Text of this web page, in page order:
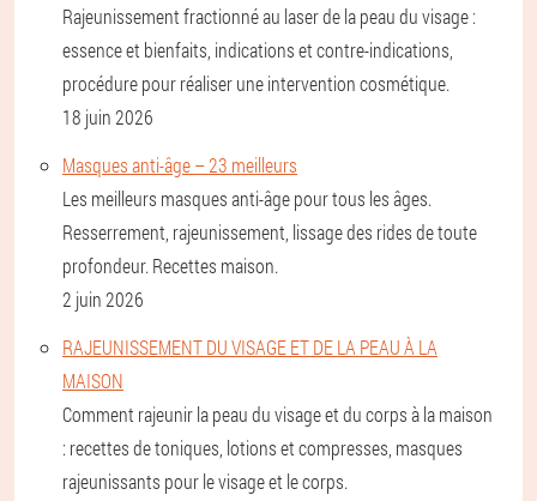
Rajeunissement fractionné au laser de la peau du visage :
essence et bienfaits, indications et contre-indications,
procédure pour réaliser une intervention cosmétique.
18 juin 2026
Masques anti-âge – 23 meilleurs
Les meilleurs masques anti-âge pour tous les âges.
Resserrement, rajeunissement, lissage des rides de toute
profondeur. Recettes maison.
2 juin 2026
RAJEUNISSEMENT DU VISAGE ET DE LA PEAU À LA
MAISON
Comment rajeunir la peau du visage et du corps à la maison
: recettes de toniques, lotions et compresses, masques
rajeunissants pour le visage et le corps.